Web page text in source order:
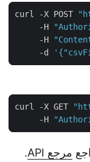
curl -X POST
     -H
     -H
     -d
curl -X GET
     -H
مرجع API .